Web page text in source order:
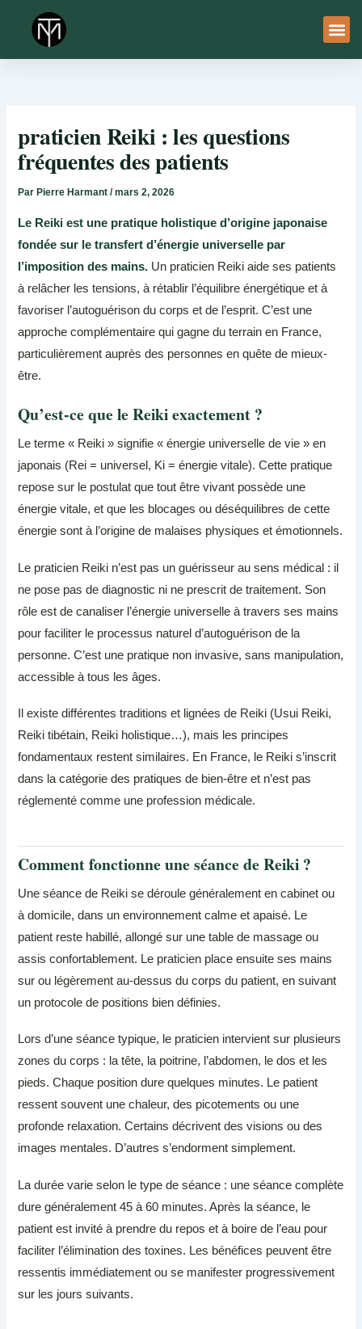
contenu
praticien Reiki : les questions
fréquentes des patients
Par Pierre Harmant/mars 2, 2026
Le Reiki est une pratique holistique d’origine japonaise
fondée sur le transfert d’énergie universelle par
l’imposition des mains. Un praticien Reiki aide ses patients
à relâcher les tensions, à rétablir l’équilibre énergétique et à
favoriser l’autoguérison du corps et de l’esprit. C’est une
approche complémentaire qui gagne du terrain en France,
particulièrement auprès des personnes en quête de mieux-
être.
Qu’est-ce que le Reiki exactement ?
Le terme « Reiki » signifie « énergie universelle de vie » en
japonais (Rei = universel, Ki = énergie vitale). Cette pratique
repose sur le postulat que tout être vivant possède une
énergie vitale, et que les blocages ou déséquilibres de cette
énergie sont à l’origine de malaises physiques et émotionnels.
Le praticien Reiki n’est pas un guérisseur au sens médical : il
ne pose pas de diagnostic ni ne prescrit de traitement. Son
rôle est de canaliser l’énergie universelle à travers ses mains
pour faciliter le processus naturel d’autoguérison de la
personne. C’est une pratique non invasive, sans manipulation,
accessible à tous les âges.
Il existe différentes traditions et lignées de Reiki (Usui Reiki,
Reiki tibétain, Reiki holistique…), mais les principes
fondamentaux restent similaires. En France, le Reiki s’inscrit
dans la catégorie des pratiques de bien-être et n’est pas
réglementé comme une profession médicale.
Comment fonctionne une séance de Reiki ?
Une séance de Reiki se déroule généralement en cabinet ou
à domicile, dans un environnement calme et apaisé. Le
patient reste habillé, allongé sur une table de massage ou
assis confortablement. Le praticien place ensuite ses mains
sur ou légèrement au-dessus du corps du patient, en suivant
un protocole de positions bien définies.
Lors d’une séance typique, le praticien intervient sur plusieurs
zones du corps : la tête, la poitrine, l’abdomen, le dos et les
pieds. Chaque position dure quelques minutes. Le patient
ressent souvent une chaleur, des picotements ou une
profonde relaxation. Certains décrivent des visions ou des
images mentales. D’autres s’endorment simplement.
La durée varie selon le type de séance : une séance complète
dure généralement 45 à 60 minutes. Après la séance, le
patient est invité à prendre du repos et à boire de l’eau pour
faciliter l’élimination des toxines. Les bénéfices peuvent être
ressentis immédiatement ou se manifester progressivement
sur les jours suivants.